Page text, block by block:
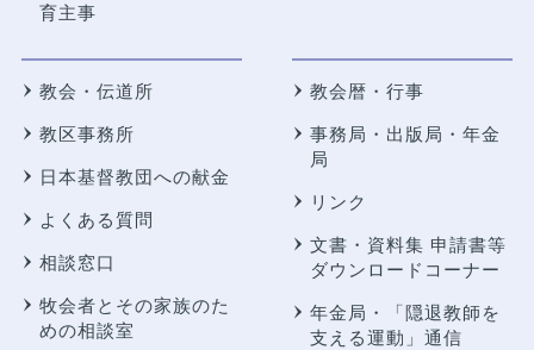
育主事
教会・伝道所
教区事務所
日本基督教団への献金
よくある質問
相談窓口
牧会者とその家族のた
めの相談室
教会暦・行事
事務局・出版局・年金
局
リンク
文書・資料集 申請書等
ダウンロードコーナー
年金局・
「隠退教師を
支える運動」通信